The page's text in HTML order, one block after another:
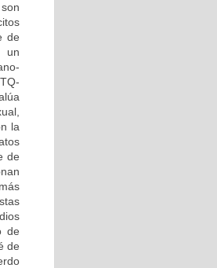
de
un
la
de
de
de